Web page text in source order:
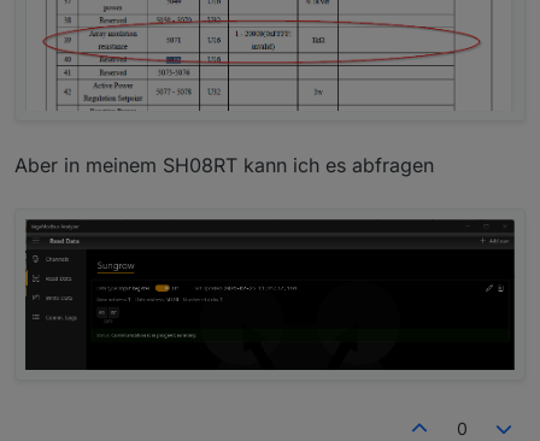
Aber in meinem SH08RT kann ich es abfragen
0